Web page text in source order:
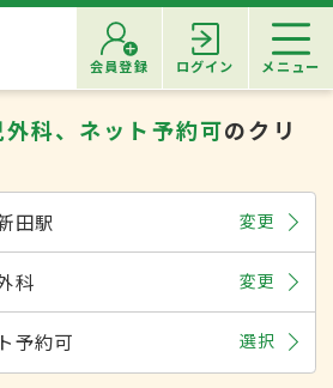
会員登録 ログイン メニュー
科、ネット予約可のクリ
田駅 変更
科 変更
予約可 選択